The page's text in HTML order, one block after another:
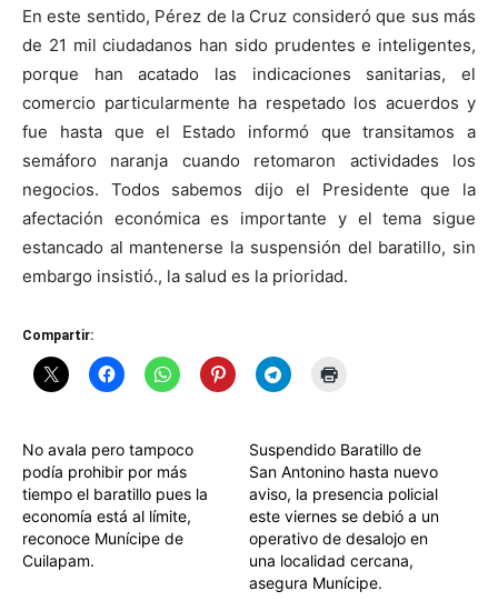
En este sentido, Pérez de la Cruz consideró que sus más
de 21 mil ciudadanos han sido prudentes e inteligentes,
porque han acatado las indicaciones sanitarias, el
comercio particularmente ha respetado los acuerdos y
fue hasta que el Estado informó que transitamos a
semáforo naranja cuando retomaron actividades los
negocios. Todos sabemos dijo el Presidente que la
afectación económica es importante y el tema sigue
estancado al mantenerse la suspensión del baratillo, sin
embargo insistió., la salud es la prioridad.
Compartir:
No avala pero tampoco
podía prohibir por más
tiempo el baratillo pues la
economía está al límite,
reconoce Munícipe de
Cuilapam.
Suspendido Baratillo de
San Antonino hasta nuevo
aviso, la presencia policial
este viernes se debió a un
operativo de desalojo en
una localidad cercana,
asegura Munícipe.